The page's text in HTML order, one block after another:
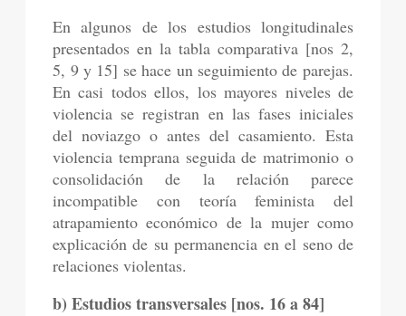
En algunos de los estudios longitudinales
presentados en la tabla comparativa [nos 2,
5, 9 y 15] se hace un seguimiento de parejas.
En casi todos ellos, los mayores niveles de
violencia se registran en las fases iniciales
del noviazgo o antes del casamiento. Esta
violencia temprana seguida de matrimonio o
consolidación de la relación parece
incompatible con teoría feminista del
atrapamiento económico de la mujer como
explicación de su permanencia en el seno de
relaciones violentas.
b) Estudios transversales [nos. 16 a 84]